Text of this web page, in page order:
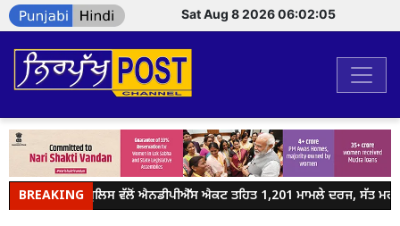
Sat Aug 8 2026 06:02:05
BREAKING
ਜਲੰਧਰ ਪੁਲਿਸ ਵੱਲੋਂ ਐਨਡੀਪੀਐੱਸ ਐਕਟ ਤਹਿਤ 1,201 ਮਾਮਲੇ ਦਰਜ, ਸੱਤ